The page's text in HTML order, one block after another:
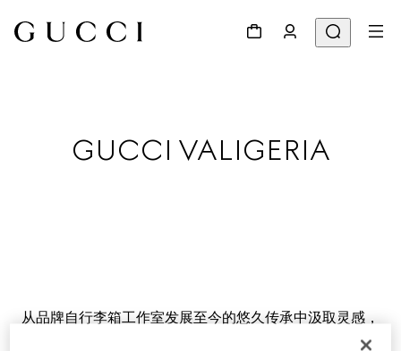
GUCCI VALIGERIA
从品牌自行李箱工作室发展至今的悠久传承中汲取灵感，
Gucci旅行单品成为当季开启愉悦旅程的理想伴侣。